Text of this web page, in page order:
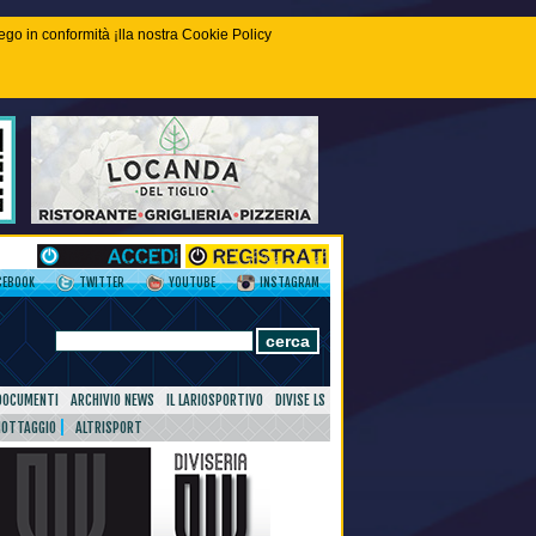
in conformità ¡lla nostra Cookie Policy
TWITTER YOUTUBE INSTAGRAM
ARCHIVIO NEWS IL LARIOSPORTIVO
DIVISE LS
ALTRISPORT